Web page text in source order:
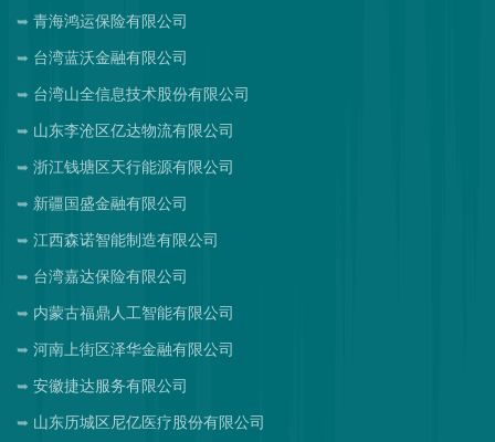
青海鸿运保险有限公司
台湾蓝沃金融有限公司
台湾山全信息技术股份有限公司
山东李沧区亿达物流有限公司
浙江钱塘区天行能源有限公司
新疆国盛金融有限公司
江西森诺智能制造有限公司
台湾嘉达保险有限公司
内蒙古福鼎人工智能有限公司
河南上街区泽华金融有限公司
安徽捷达服务有限公司
山东历城区尼亿医疗股份有限公司